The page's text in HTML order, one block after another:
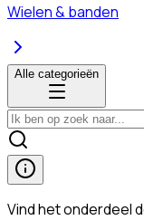
Wielen & banden
Alle categorieën
Vind het onderdeel